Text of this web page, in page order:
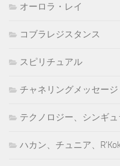
オーロラ・レイ
コブラレジスタンス
スピリチュアル
チャネリングメッセージ
テクノロジー、シンギュ
ハカン、チュニア、